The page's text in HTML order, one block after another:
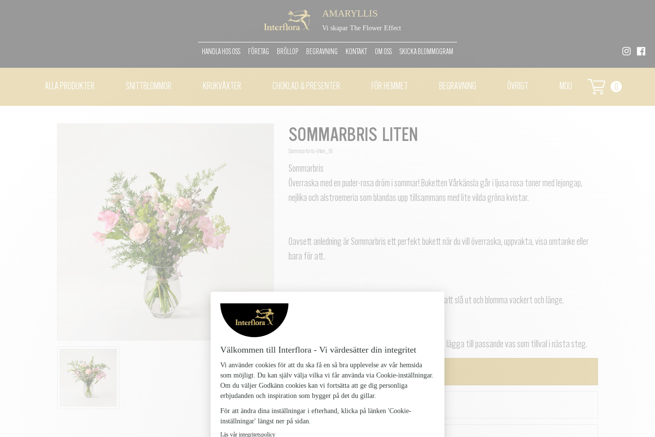
AMARYLLIS
Vi skapar The Flower Effect
HANDLA HOS OSS FÖRETAG BRÖLLOP BEGRAVNING KONTAKT OM OSS SKICKA BLOMMOGRAM
ALLA PRODUKTER SNITTBLOMMOR KRUKVÄXTER CHOKLAD & PRESENTER FÖR HEMMET BEGRAVNING ÖVRIGT MDU 0
SOMMARBRIS LITEN
Sommarbris-liten_16
Sommarbris
Överraska med en puder-rosa dröm i sommar! Buketten Vårkänsla går i ljusa rosa toner med lejongap,
nejlika och alstroemeria som blandas upp tillsammans med lite vilda gröna kvistar.
Oavsett anledning är Sommarbris ett perfekt bukett när du vill överraska, uppvakta, visa omtanke eller
bara för att.​
Alstroemerian levereras oftast knoppig men kommer att slå ut och blomma vackert och länge.
Vasen på bilderna ingår inte med buketten men du kan lägga till passande vas som tillval i nästa steg.
Sommarbris liten 319 kr